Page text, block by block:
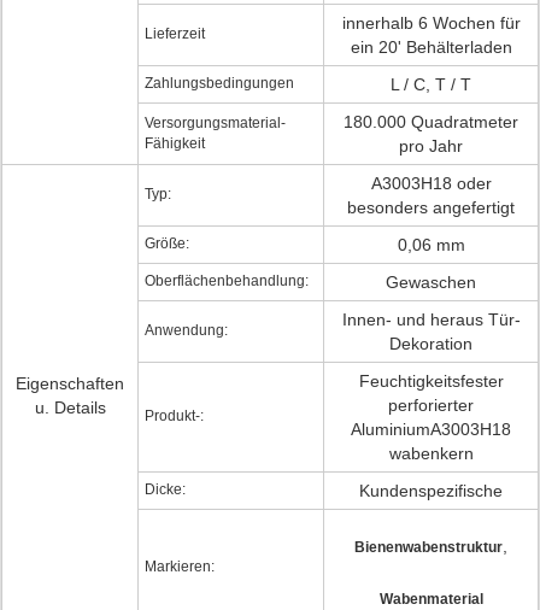
Lieferzeit
innerhalb 6 Wochen für
ein 20' Behälterladen
Zahlungsbedingungen L / C, T / T
Versorgungsmaterial-
Fähigkeit
180.000 Quadratmeter
pro Jahr
Eigenschaften
u. Details
Typ:
A3003H18 oder
besonders angefertigt
Größe: 0,06 mm
Oberflächenbehandlung: Gewaschen
Anwendung:
Innen- und heraus Tür-
Dekoration
Produkt-:
Feuchtigkeitsfester
perforierter
AluminiumA3003H18
wabenkern
Dicke: Kundenspezifische
Markieren:
Bienenwabenstruktur
Wabenmaterial